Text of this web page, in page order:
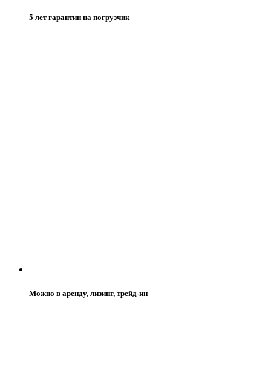
5 лет гарантии на погрузчик
Можно в аренду, лизинг, трейд-ин